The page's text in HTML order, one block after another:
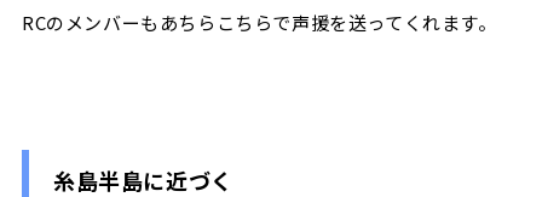
RCのメンバーもあちらこちらで声援を送ってくれます。
糸島半島に近づく